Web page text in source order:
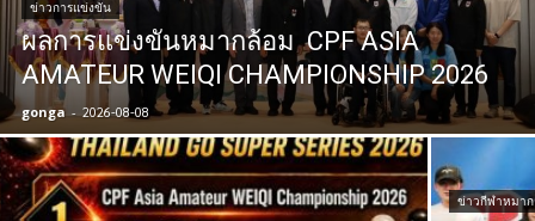
ข่าวการแข่งขัน
ผลการแข่งขันหมากล้อม CPF ASIA
AMATEUR WEIQI CHAMPIONSHIP 2026
gonga - 2026-08-08
ข่าวกีฬาหมา